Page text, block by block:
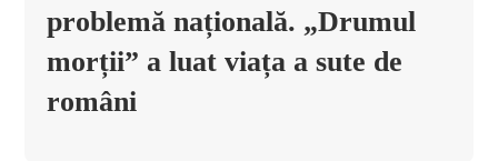
problemă națională. „Drumul
morții” a luat viața a sute de
români